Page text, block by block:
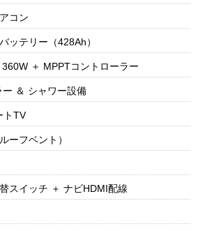
コン
ッテリー（428Ah）
360W ＋ MPPTコントローラー
ー ＆ シャワー設備
トTV
ーフベント）
スイッチ ＋ ナビHDMI配線